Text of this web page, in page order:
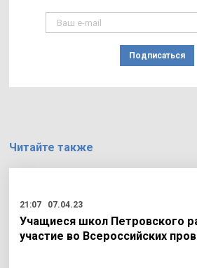
Подписаться
Читайте также
21:07
07.04.23
Учащиеся школ Петровского
участие во Всероссийских